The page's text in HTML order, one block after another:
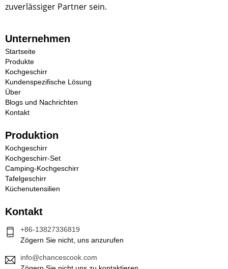
zuverlässiger Partner sein.
Unternehmen
Startseite
Produkte
Kochgeschirr
Kundenspezifische Lösung
Über
Blogs und Nachrichten
Kontakt
Produktion
Kochgeschirr
Kochgeschirr-Set
Camping-Kochgeschirr
Tafelgeschirr
Küchenutensilien
Kontakt
+86-13827336819
Zögern Sie nicht, uns anzurufen
info@chancescook.com